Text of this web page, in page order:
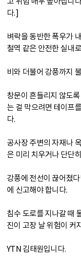
다.]
벼락을 동반한 폭우가
철역 같은 안전한 실내
비와 더불어 강풍까지
창문이 흔들리지 않도
는 걸 막으려면 테이프
다.
공사장 주변의 자재나
은 미리 치우거나 단단
강풍에 전선이 끊어졌
에 신고해야 합니다.
침수 도로를 지나갈 때
진이 고장 날 위험이 커
YTN 김태원입니다.